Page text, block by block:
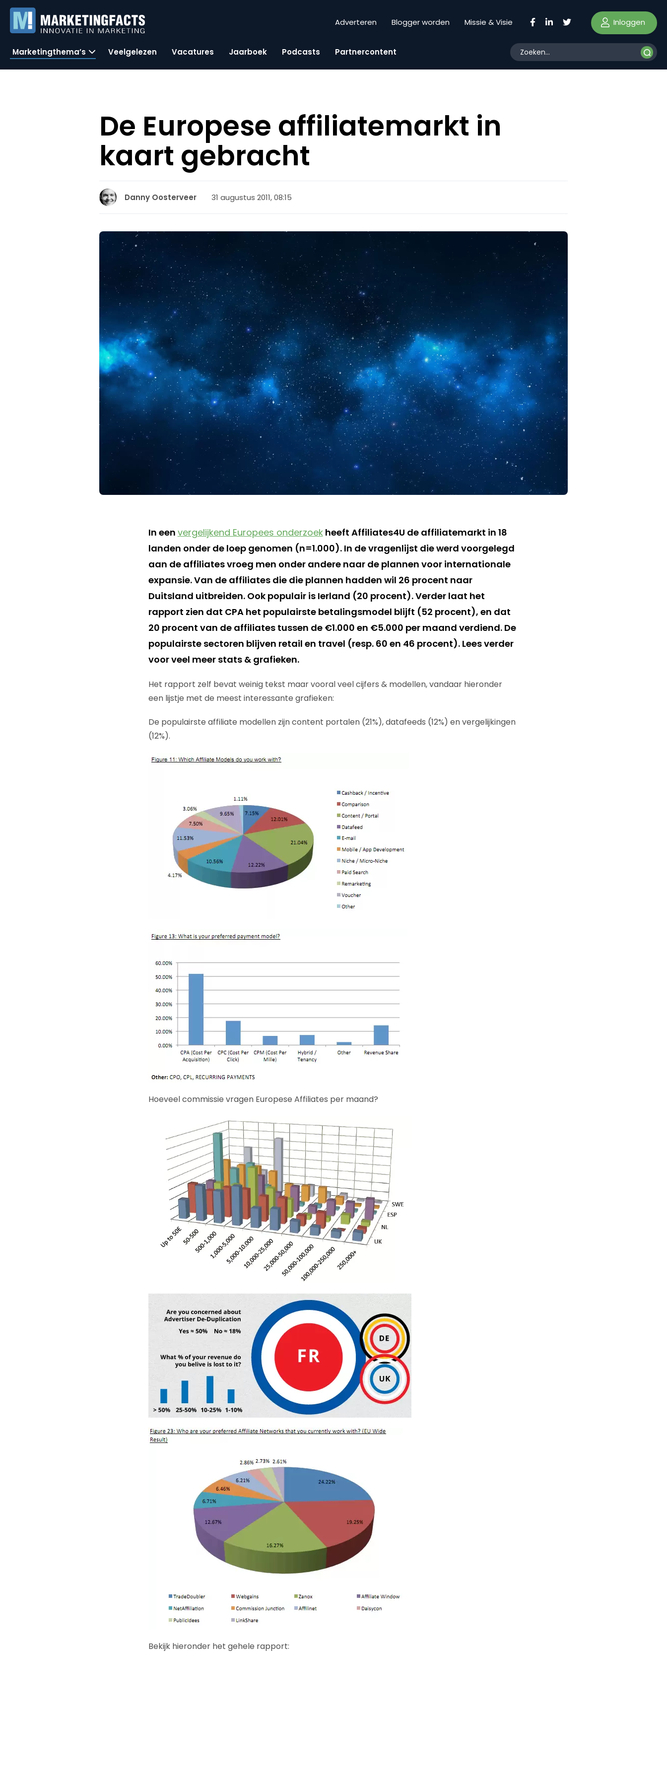
Adverteren Blogger worden Missie & Visie Inloggen
Marketingthema’s Veelgelezen Vacatures Jaarboek Podcasts Partnercontent
De Europese affiliatemarkt in
kaart gebracht
Danny Oosterveer 31 augustus 2011, 08:15
In een vergelijkend Europees onderzoekheeft Affiliates4U de affiliatemarkt in 18
landen onder de loep genomen (n=1.000). In de vragenlijst die werd voorgelegd
aan de affiliates vroeg men onder andere naar de plannen voor internationale
expansie. Van de affiliates die die plannen hadden wil 26 procent naar
Duitsland uitbreiden. Ook populair is Ierland (20 procent). Verder laat het
rapport zien dat CPA het populairste betalingsmodel blijft (52 procent), en dat
20 procent van de affiliates tussen de €1.000 en €5.000 per maand verdiend. De
populairste sectoren blijven retail en travel (resp. 60 en 46 procent). Lees verder
voor veel meer stats & grafieken.
Het rapport zelf bevat weinig tekst maar vooral veel cijfers & modellen, vandaar hieronder
een lijstje met de meest interessante grafieken:
De populairste affiliate modellen zijn content portalen (21%), datafeeds (12%) en vergelijkingen
(12%).
Hoeveel commissie vragen Europese Affiliates per maand?
Bekijk hieronder het gehele rapport: